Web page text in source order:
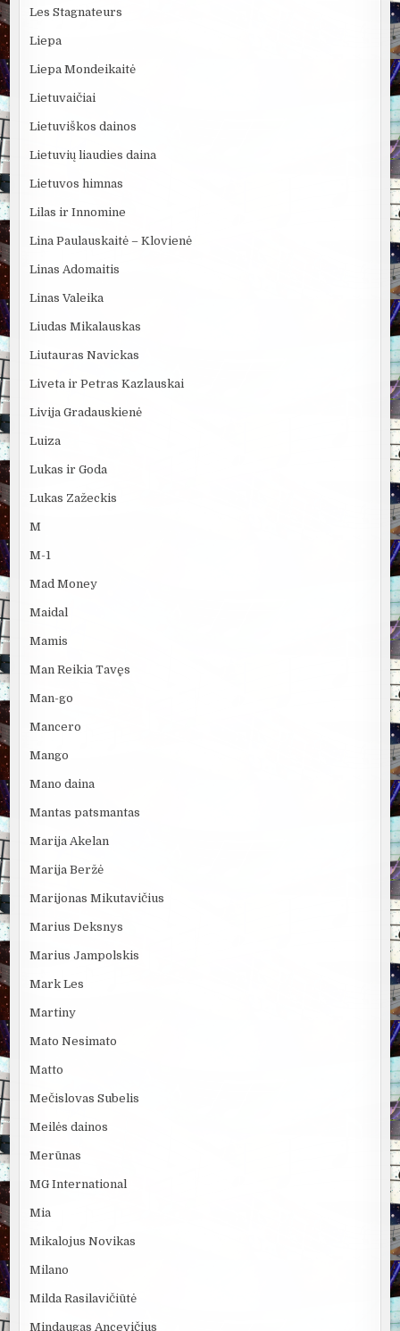
Les Stagnateurs
Liepa
Liepa Mondeikaitė
Lietuvaičiai
Lietuviškos dainos
Lietuvių liaudies daina
Lietuvos himnas
Lilas ir Innomine
Lina Paulauskaitė – Klovienė
Linas Adomaitis
Linas Valeika
Liudas Mikalauskas
Liutauras Navickas
Liveta ir Petras Kazlauskai
Livija Gradauskienė
Luiza
Lukas ir Goda
Lukas Zažeckis
M
M-1
Mad Money
Maidal
Mamis
Man Reikia Tavęs
Man-go
Mancero
Mango
Mano daina
Mantas patsmantas
Marija Akelan
Marija Beržė
Marijonas Mikutavičius
Marius Deksnys
Marius Jampolskis
Mark Les
Martiny
Mato Nesimato
Matto
Mečislovas Subelis
Meilės dainos
Merūnas
MG International
Mia
Mikalojus Novikas
Milano
Milda Rasilavičiūtė
Mindaugas Ancevičius